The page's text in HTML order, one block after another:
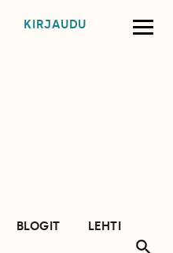
KIRJAUDU
BLOGIT
LEHTI